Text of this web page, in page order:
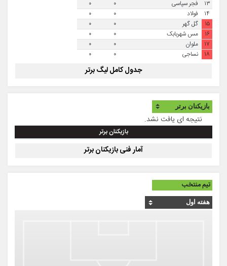
۱۳
فجر سپاسی ۰
۰
۱۴
فولاد ۰
۰
۱۵
گل گهر ۰
۰
۱۶
مس شهربابک ۰
۰
۱۷
ملوان ۰
۰
۱۸
نساجی ۰ ۰
جدول کامل لیگ برتر
نتیجه ای یافت نشد.
بازیکنان برتر
آمار فنی بازیکنان برتر
تیم منتخب